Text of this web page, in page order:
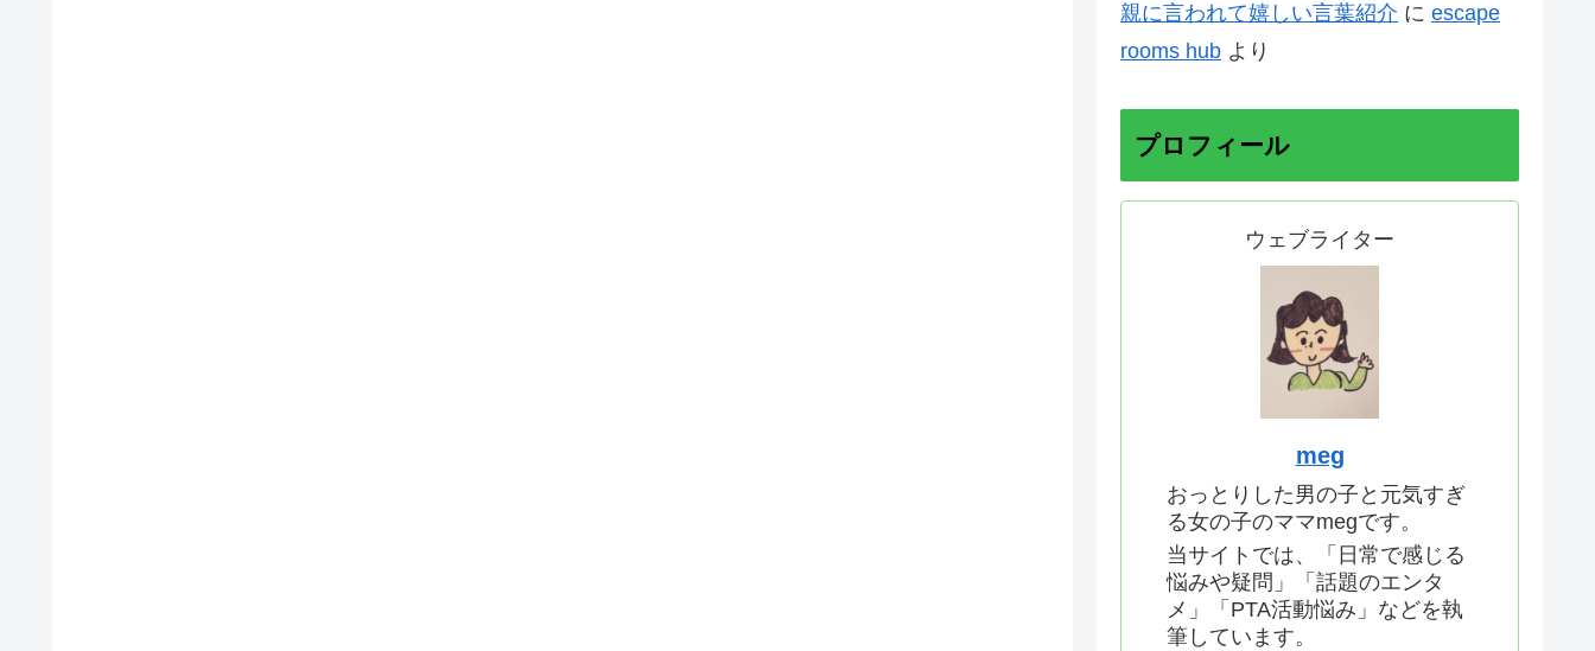
親に言われて嬉しい言葉紹介 に escape
rooms hub より
プロフィール
ウェブライター
meg
おっとりした男の子と元気すぎ
る女の子のママmegです。
当サイトでは、「日常で感じる
悩みや疑問」「話題のエンタ
メ」「PTA活動悩み」などを執
筆しています。